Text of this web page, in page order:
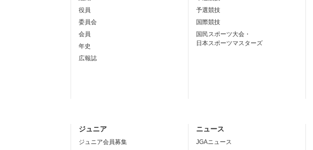
役員
委員会
会員
年史
広報誌
予選競技
国際競技
国民スポーツ大会・
日本スポーツマスターズ
ジュニア
ジュニア会員募集
ニュース
JGAニュース